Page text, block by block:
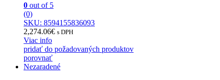
0 out of 5
(0)
SKU: 8594155836093
2,274.06€ s DPH
Viac info
pridať do požadovaných produktov
porovnať
Nezaradené